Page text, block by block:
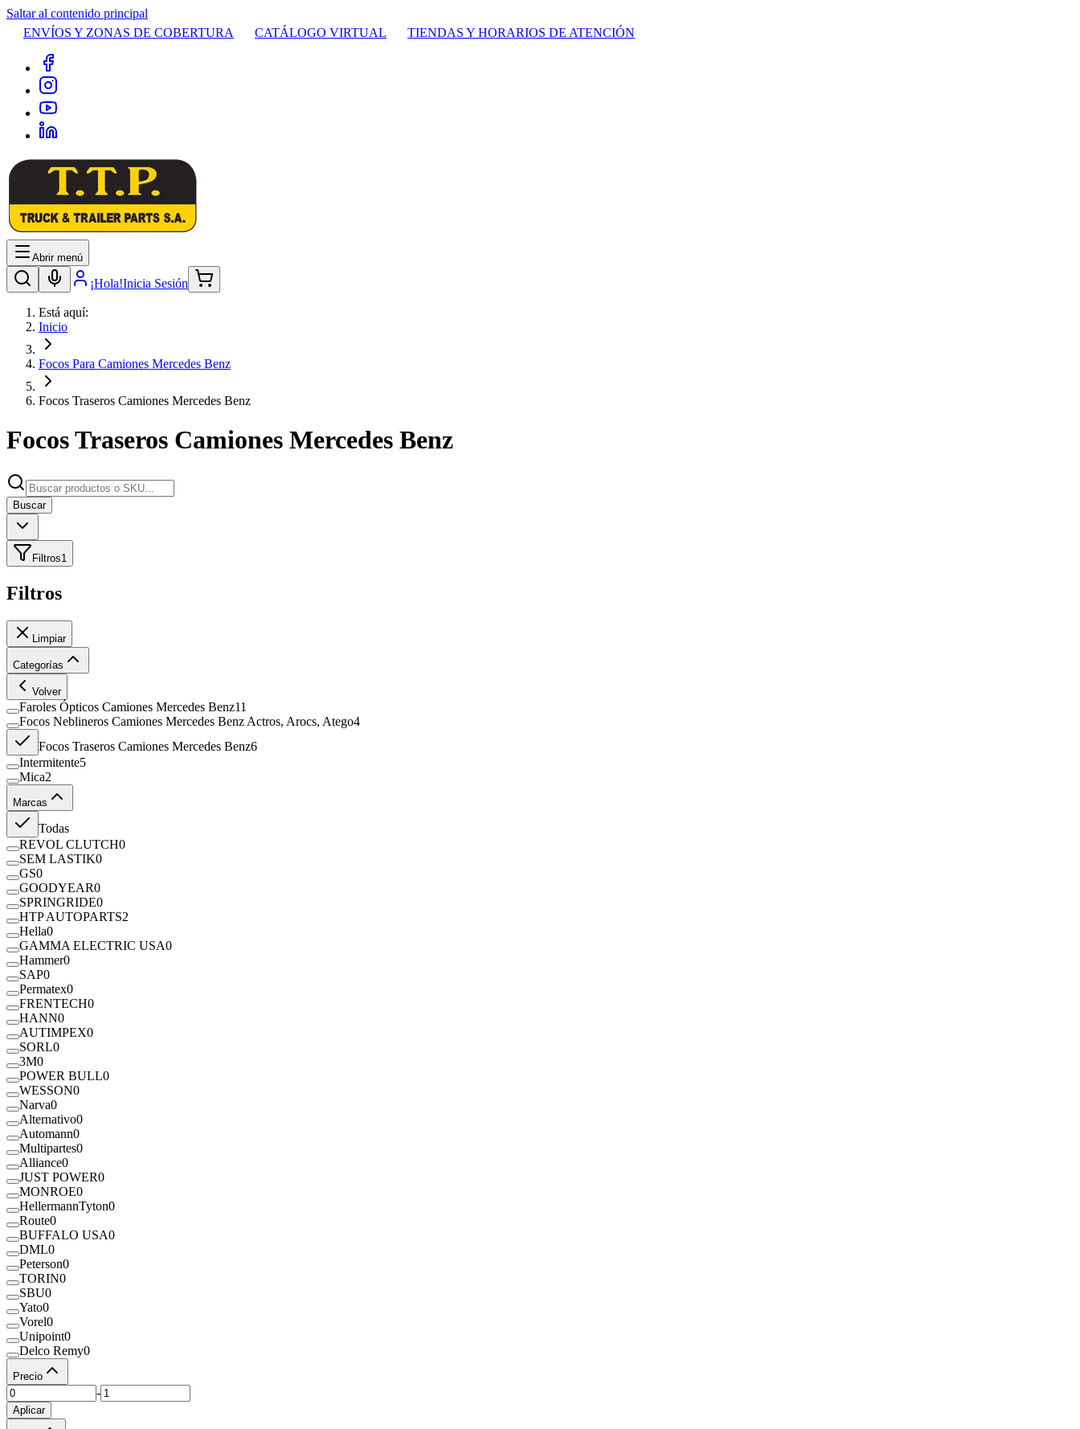
Saltar al contenido principal
ENVÍOS Y ZONAS DE COBERTURA
CATÁLOGO VIRTUAL TIENDAS Y HORARIOS DE ATENCIÓN
Abrir menú
¡Hola!Inicia Sesión
Está aquí:
Inicio
Focos Para Camiones Mercedes Benz
Focos Traseros Camiones Mercedes Benz
Focos Traseros Camiones Mercedes Benz
Buscar
Filtros1
Filtros
Limpiar
Categorías
Volver
Faroles Ópticos Camiones Mercedes Benz11
Focos Neblineros Camiones Mercedes Benz Actros, Arocs, Atego4
Focos Traseros Camiones Mercedes Benz6
Intermitente5
Mica2
Marcas
Todas
REVOL CLUTCH0
SEM LASTIK0
GS0
GOODYEAR0
SPRINGRIDE0
HTP AUTOPARTS2
Hella0
GAMMA ELECTRIC USA0
Hammer0
SAP0
Permatex0
FRENTECH0
HANN0
AUTIMPEX0
SORL0
3M0
POWER BULL0
WESSON0
Narva0
Alternativo0
Automann0
Multipartes0
Alliance0
JUST POWER0
MONROE0
HellermannTyton0
Route0
BUFFALO USA0
DML0
Peterson0
TORIN0
SBU0
Yato0
Vorel0
Unipoint0
Delco Remy0
Precio
-
Aplicar